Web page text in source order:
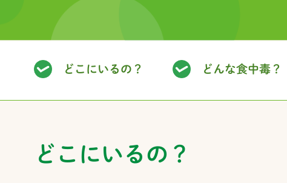
どこにいるの？ どんな食中毒？
どこにいるの？